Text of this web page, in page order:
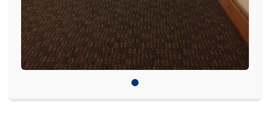
Empleo
Contáctanos
Comunícate con nosotros